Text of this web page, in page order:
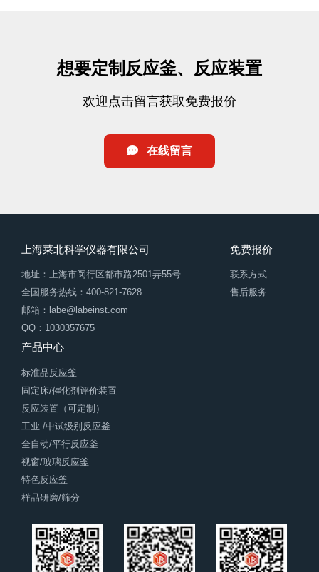
想要定制反应釜、反应装置
欢迎点击留言获取免费报价
在线留言
上海莱北科学仪器有限公司
地址：上海市闵行区都市路2501弄55号
全国服务热线：400-821-7628
邮箱：labe@labeinst.com
QQ：1030357675
免费报价
联系方式
售后服务
产品中心
标准品反应釜
固定床/催化剂评价装置
反应装置（可定制）
工业 /中试级别反应釜
全自动/平行反应釜
视窗/玻璃反应釜
特色反应釜
样品研磨/筛分